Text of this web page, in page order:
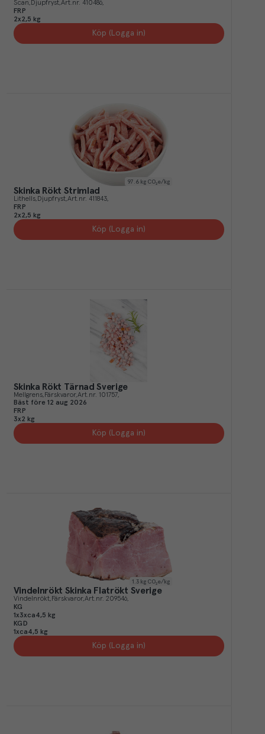
Scan Djupfryst Art.nr. 410486
FRP
2x2,5 kg
Köp (Logga in)
97.6 kg CO₂e/kg
Skinka Rökt Strimlad
Lithells Djupfryst Art.nr. 411843
FRP
2x2,5 kg
Köp (Logga in)
Skinka Rökt Tärnad Sverige
Mellgrens Färskvaror Art.nr. 101757
Bäst före 12 aug 2026
FRP
3x2 kg
Köp (Logga in)
1.3 kg CO₂e/kg
Vindelnrökt Skinka Flatrökt Sverige
Vindelnrökt Färskvaror Art.nr. 209546
KG
1x3xca4,5 kg
KGD
1xca4,5 kg
Köp (Logga in)